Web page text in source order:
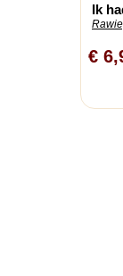
Ik
€